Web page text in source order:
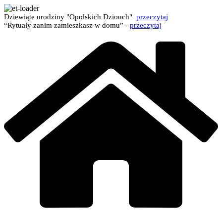
Dziewiąte urodziny "Opolskich Dziouch" przeczytaj
“Rytuały zanim zamieszkasz w domu” - przeczytaj